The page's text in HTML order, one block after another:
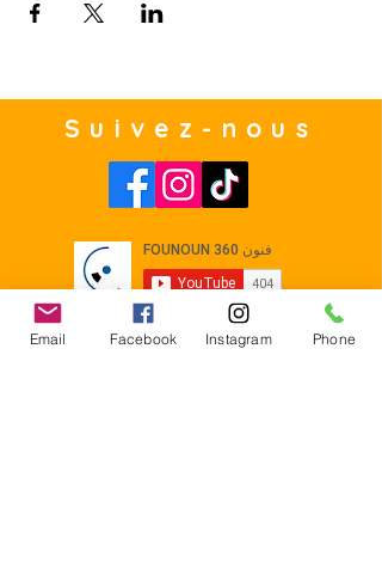
Suivez-nous
Email Facebook Instagram Phone